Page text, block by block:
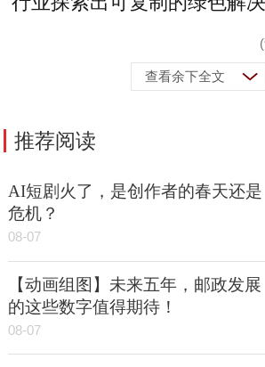
查看余下全文
推荐阅读
AI短剧火了，是创作者的春天还是
危机？
08-07
【动画组图】未来五年，邮政发展
的这些数字值得期待！
08-07